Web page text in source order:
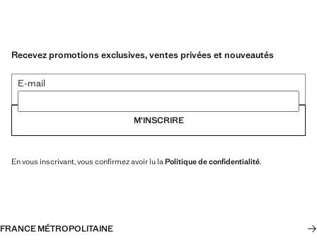
Recevez promotions exclusives, ventes privées et nouveautés
E-mail
M’INSCRIRE
En vous inscrivant, vous confirmez avoir lu laPolitique de confidentialité.
FRANCE MÉTROPOLITAINE